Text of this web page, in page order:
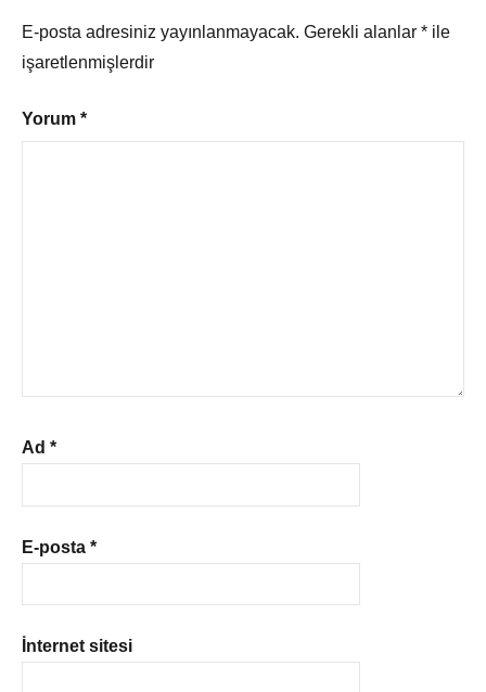
E-posta adresiniz yayınlanmayacak. Gerekli alanlar * ile
işaretlenmişlerdir
Yorum *
Ad *
E-posta *
İnternet sitesi